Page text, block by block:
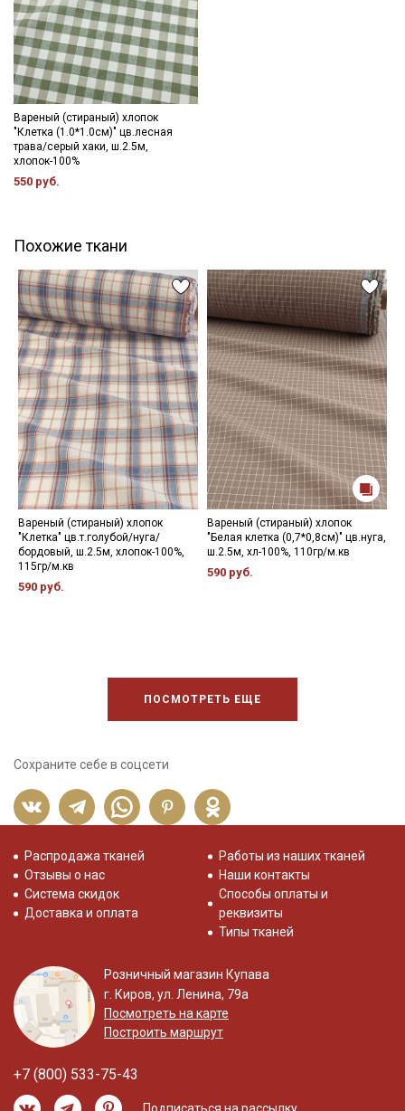
Вареный (стираный) хлопок
"Клетка (1.0*1.0см)" цв.лесная
трава/серый хаки, ш.2.5м,
хлопок-100%
550 руб.
Похожие ткани
Вареный (стираный) хлопок
"Клетка" цв.т.голубой/нуга/
бордовый, ш.2.5м, хлопок-100%,
115гр/м.кв
590 руб.
Вареный (стираный) хлопок
"Белая клетка (0,7*0,8см)" цв.нуга,
ш.2.5м, хл-100%, 110гр/м.кв
590 руб.
ПОСМОТРЕТЬ ЕЩЕ
Сохраните себе в соцсети
Распродажа тканей
Отзывы о нас
Система скидок
Доставка и оплата
Работы из наших тканей
Наши контакты
Способы оплаты и
реквизиты
Типы тканей
Розничный магазин Купава
г. Киров, ул. Ленина, 79а
Посмотреть на карте
Построить маршрут
+7 (800) 533-75-43
Подписаться на рассылку